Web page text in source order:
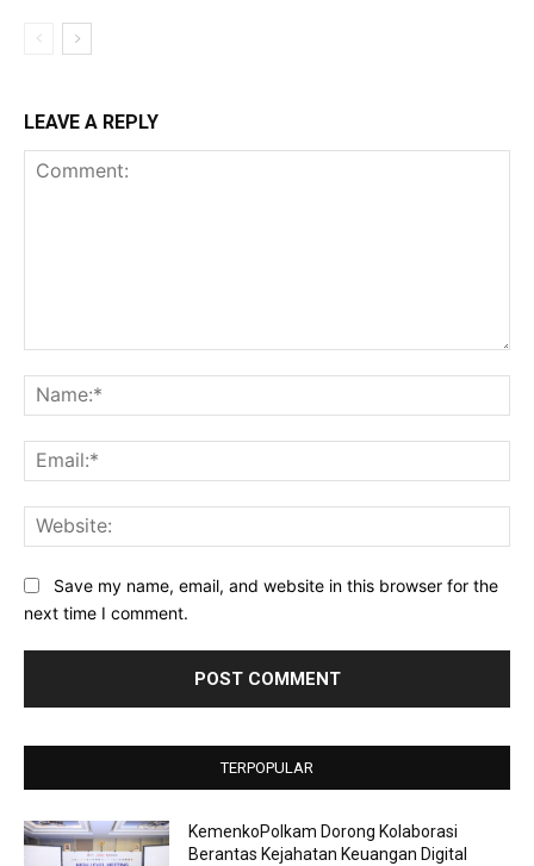
LEAVE A REPLY
Save my name, email, and website in this browser for the
next time I comment.
TERPOPULAR
KemenkoPolkam Dorong Kolaborasi
Berantas Kejahatan Keuangan Digital